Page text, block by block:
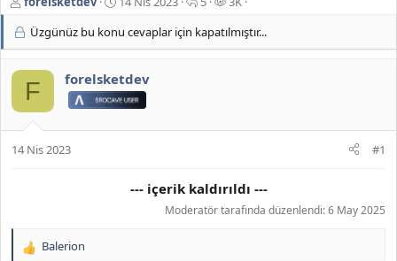
n
b
y
u
b
ş
ş
l
n
g
ı
ç
v
a
r
ü
e
Üzgünüz bu konu cevaplar için kapatılmıştır...
F forelsketdev
14 Nis 2023 #1
--- içerik kaldırıldı ---
Moderatör tarafında düzenlendi:6 May 2025
T
Balerion